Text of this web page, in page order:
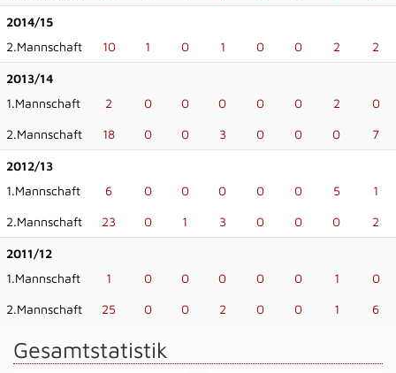
2014/15
2.Mannschaft
10 1 0 1 0 0 2 2
2013/14
1.Mannschaft
2 0 0 0 0 0 2 0
2.Mannschaft 18 0 0 3 0 0 0 7
2012/13
1.Mannschaft
6 0 0 0 0 0 5 1
2.Mannschaft 23 0 1 3 0 0 0 2
2011/12
1.Mannschaft
1 0 0 0 0 0 1 0
2.Mannschaft 25 0 0 2 0 0 1 6
Gesamtstatistik